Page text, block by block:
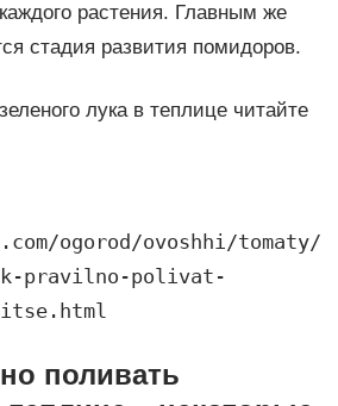
растения. Главным же
стадия развития помидоров.
лука в теплице читайте
ogorod/ovoshhi/tomaty/
pravilno-polivat-
поливать